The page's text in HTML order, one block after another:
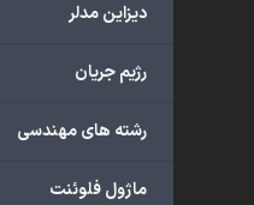
دیزاین مدلر
رژیم جریان
رشته های مهندسی
ماژول فلوئنت